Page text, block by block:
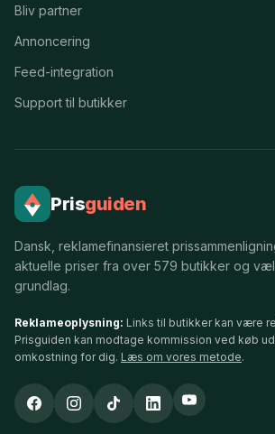
Bliv partner
Annoncering
Feed-integration
Support til butikker
Prisguiden
Dansk, reklamefinansieret
aktuelle priser fra over 579 butikker og
grundlag.
Reklameoplysning: Links til butikker kan være
Prisguiden kan modtage kommission ved køb
omkostning for dig. Læs om vores metode.